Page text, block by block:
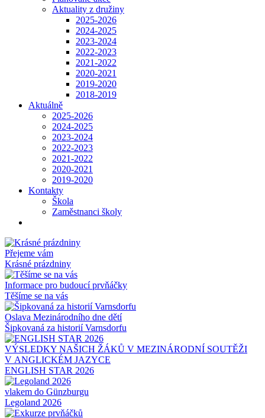
Aktuality z družiny
2025-2026
2024-2025
2023-2024
2022-2023
2021-2022
2020-2021
2019-2020
2018-2019
Aktuálně
2025-2026
2024-2025
2023-2024
2022-2023
2021-2022
2020-2021
2019-2020
Kontakty
Škola
Zaměstnanci školy
Přejeme vám
Krásné prázdniny
Informace pro budoucí prvňáčky
Těšíme se na vás
Oslava Mezinárodního dne dětí
Šipkovaná za historií Varnsdorfu
VÝSLEDKY NAŠICH ŽÁKŮ V MEZINÁRODNÍ SOUTĚŽI
V ANGLICKÉM JAZYCE ​​​​​​​
ENGLISH STAR 2026
vlakem do Günzburgu
Legoland 2026